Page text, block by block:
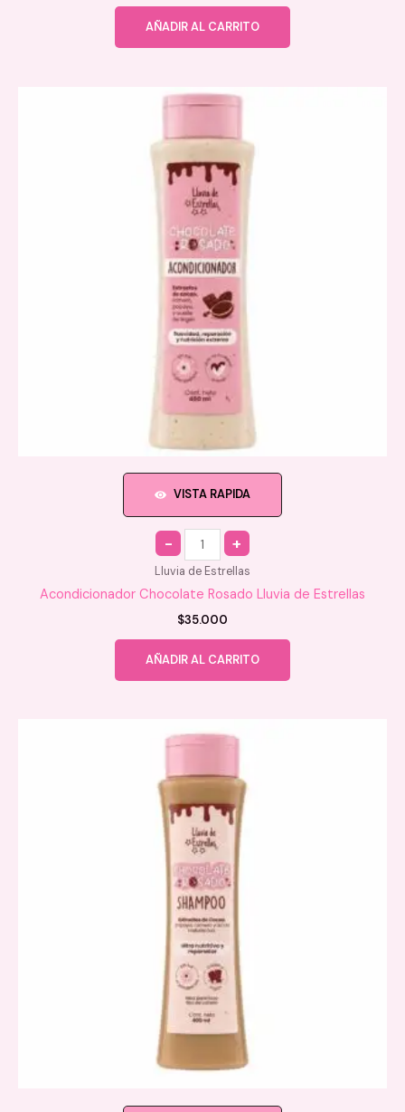
AÑADIR AL CARRITO
VISTA RAPIDA
Quantity
Lluvia de Estrellas
Acondicionador Chocolate Rosado Lluvia de Estrellas
$35.000
AÑADIR AL CARRITO